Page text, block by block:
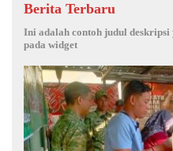
Berita Terbaru
Ini adalah contoh judul deskripsi
pada widget